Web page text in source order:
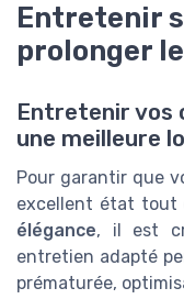
Entretenir
prolonger
Entretenir vos
une meilleure
Pour garantir que
excellent état tout
élégance, il est
entretien adapté
prématurée,